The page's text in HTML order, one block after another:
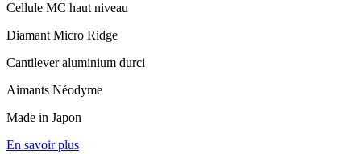
Cellule MC haut niveau
Diamant Micro Ridge
Cantilever aluminium durci
Aimants Néodyme
Made in Japon
En savoir plus